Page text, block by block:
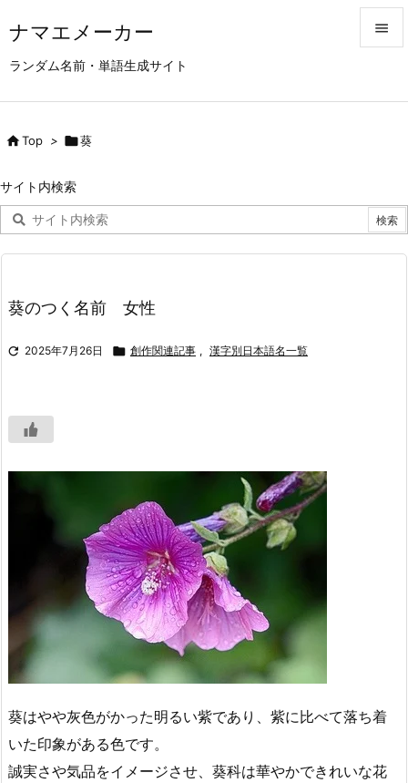
ナマエメーカー
ランダム名前・単語生成サイト


次へ

Top > 葵
サイト内検索
葵のつく名前 女性
 2025年7月26日  創作関連記事 , 漢字別日本語名一覧
葵はやや灰色がかった明るい紫であり、紫に比べて落ち着
いた印象がある色です。
誠実さや気品をイメージさせ、葵科は華やかできれいな花